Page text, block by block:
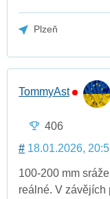
Plzeň
TommyAst
406
# 18.01.2026,
100-200 mm
reálné. V závějích